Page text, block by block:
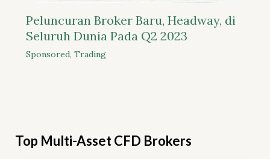
Peluncuran Broker Baru, Headway, di
Seluruh Dunia Pada Q2 2023
Sponsored, Trading
Top Multi-Asset CFD Brokers